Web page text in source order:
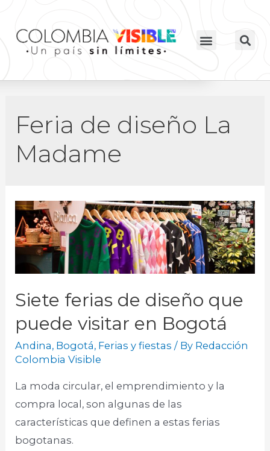
Feria de diseño La
Madame
Siete ferias de diseño que
puede visitar en Bogotá
Andina, Bogotá, Ferias y fiestas / By Redacción
Colombia Visible
La moda circular, el emprendimiento y la
compra local, son algunas de las
características que definen a estas ferias
bogotanas.